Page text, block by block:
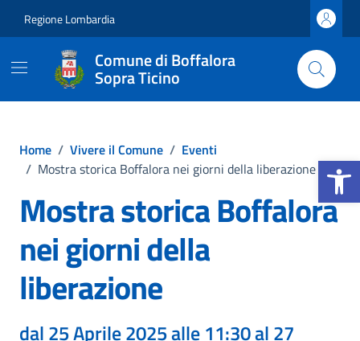
Apri la
Regione Lombardia
Comune di Boffalora
Sopra Ticino
Home / Vivere il Comune / Eventi
/ Mostra storica Boffalora nei giorni della liberazione
Mostra storica Boffalora
nei giorni della
liberazione
dal 25 Aprile 2025 alle 11:30 al 27